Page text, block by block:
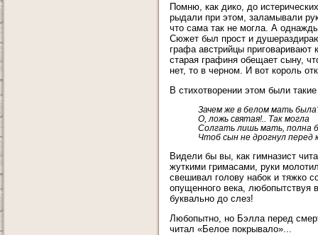
Помню, как дико, до
рыдали при этом, заламывали
что сама так не могла. А
Сюжет был прост и
графа австрийцы приговаривают
старая графиня обещает сыну,
нет, то в черном. И вот король
В стихотворении этом были
Зачем же в белом мать
О, ложь святая!.. Так могла
Солгать лишь мать, полна
Чтоб сын не дрогнул перед
Видели бы вы, как гимназист
жуткими гримасами, руки
свешивал голову набок и тяжко
опущенного века, любопытствуя
буквально до слез!
Любопытно, но Бэлла перед
читал «Белое покрывало»...